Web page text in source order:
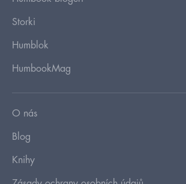
Storki
Humblok
HumbookMag
O nás
Blog
Knihy